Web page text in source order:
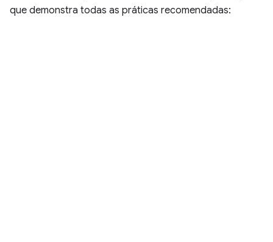
que demonstra todas as práticas recomendadas: